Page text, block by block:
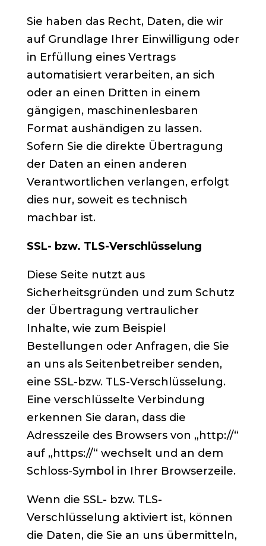
Sie haben das Recht, Daten, die wir
auf Grundlage Ihrer Einwilligung oder
in Erfüllung eines Vertrags
automatisiert verarbeiten, an sich
oder an einen Dritten in einem
gängigen, maschinenlesbaren
Format aushändigen zu lassen.
Sofern Sie die direkte Übertragung
der Daten an einen anderen
Verantwortlichen verlangen, erfolgt
dies nur, soweit es technisch
machbar ist.
SSL- bzw. TLS-Verschlüsselung
Diese Seite nutzt aus
Sicherheitsgründen und zum Schutz
der Übertragung vertraulicher
Inhalte, wie zum Beispiel
Bestellungen oder Anfragen, die Sie
an uns als Seitenbetreiber senden,
eine SSL-bzw. TLS-Verschlüsselung.
Eine verschlüsselte Verbindung
erkennen Sie daran, dass die
Adresszeile des Browsers von „http://“
auf „https://“ wechselt und an dem
Schloss-Symbol in Ihrer Browserzeile.
Wenn die SSL- bzw. TLS-
Verschlüsselung aktiviert ist, können
die Daten, die Sie an uns übermitteln,